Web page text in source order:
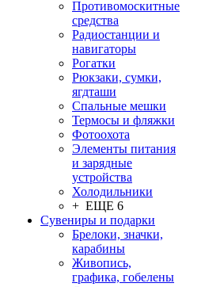
Противомоскитные
средства
Радиостанции и
навигаторы
Рогатки
Рюкзаки, сумки,
ягдташи
Спальные мешки
Термосы и фляжки
Фотоохота
Элементы питания
и зарядные
устройства
Холодильники
+ ЕЩЕ 6
Сувениры и подарки
Брелоки, значки,
карабины
Живопись,
графика, гобелены